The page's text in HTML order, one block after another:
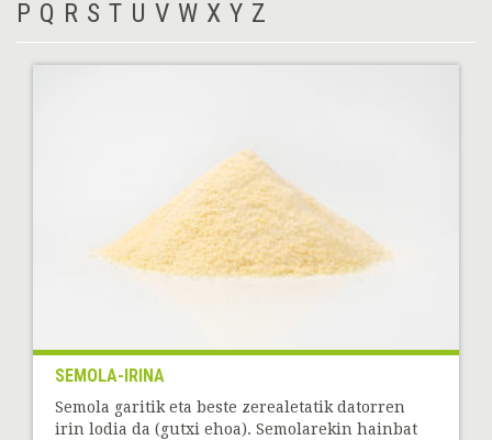
P Q R S T U V W X Y Z
SEMOLA-IRINA
Semola garitik eta beste zerealetatik datorren
irin lodia da (gutxi ehoa). Semolarekin hainbat